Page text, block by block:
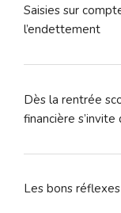
Saisies sur
l’endettement
Dès la rentrée
financière
Les bons